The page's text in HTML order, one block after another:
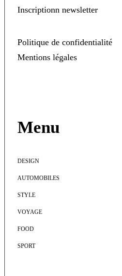
Inscriptionn newsletter
Politique de confidentialité
Mentions légales
Menu
DESIGN
AUTOMOBILES
STYLE
VOYAGE
FOOD
SPORT